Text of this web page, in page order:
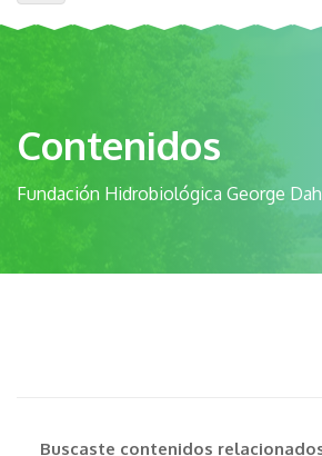
navigation
Contenidos
Fundación Hidrobiológica George
Buscaste contenidos